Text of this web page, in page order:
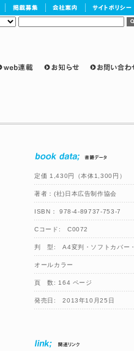
定価 1,430円（本体1,300円）
著者：(社)日本広告制作協会
ISBN： 978-4-89737-753-7
Cコード: C0072
判 型: A4変判・ソフトカバー・
オールカラー
頁 数: 164 ページ
発売日: 2013年10月25日